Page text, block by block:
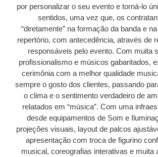
por personalizar o seu evento e torná-lo
sentidos, uma vez que, os
“diretamente” na formação da banda e
repertório, com antecedência, através de
responsáveis pelo evento. Com muita
profissionalismo e músicos gabaritados,
cerimônia com a melhor qualidade
sempre o gosto dos clientes, passando
o clima e o sentimento verdadeiro de
relatados em “música”. Com uma
desde equipamentos de Som e
projeções visuais, layout de palcos
apresentação com troca de figurino
musical, coreografias interativas e muita